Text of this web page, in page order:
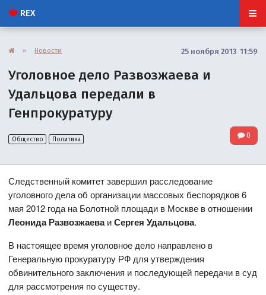
REX
» Новости 25 ноября 2013 11:59
Уголовное дело Развозжаева и
Удальцова передали в
Генпрокуратуру
Общество Политика 0
Следственный комитет завершил расследование
уголовного дела об организации массовых беспорядков 6
мая 2012 года на Болотной площади в Москве в отношении
Леонида РазвозжаеваиСергея Удальцова.
В настоящее время уголовное дело направлено в
Генеральную прокуратуру РФ для утверждения
обвинительного заключения и последующей передачи в суд
для рассмотрения по существу.